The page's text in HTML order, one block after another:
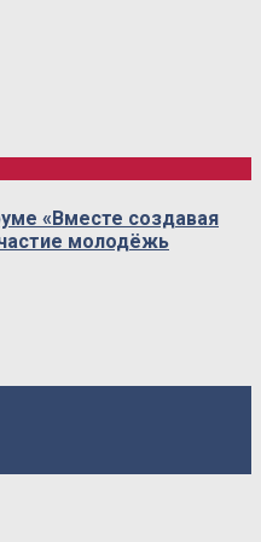
«Вместе создавая
молодёжь